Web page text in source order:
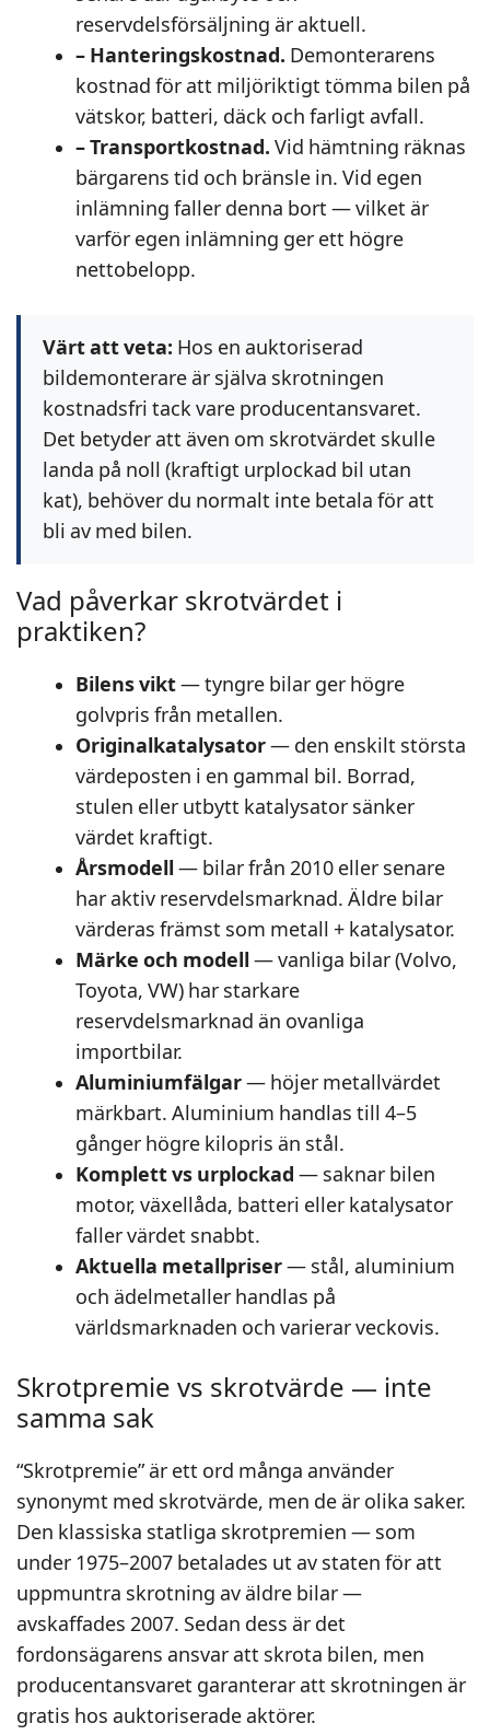
reservdelsförsäljning är aktuell.
– Hanteringskostnad. Demonterarens
kostnad för att miljöriktigt tömma bilen på
vätskor, batteri, däck och farligt avfall.
– Transportkostnad. Vid hämtning räknas
bärgarens tid och bränsle in. Vid egen
inlämning faller denna bort — vilket är
varför egen inlämning ger ett högre
nettobelopp.
Värt att veta: Hos en auktoriserad
bildemonterare är själva skrotningen
kostnadsfri tack vare producentansvaret.
Det betyder att även om skrotvärdet skulle
landa på noll (kraftigt urplockad bil utan
kat), behöver du normalt inte betala för att
bli av med bilen.
Vad påverkar skrotvärdet i
praktiken?
Bilens vikt— tyngre bilar ger högre
golvpris från metallen.
Originalkatalysator— den enskilt största
värdeposten i en gammal bil. Borrad,
stulen eller utbytt katalysator sänker
värdet kraftigt.
Årsmodell — bilar från 2010 eller senare
har aktiv reservdelsmarknad. Äldre bilar
värderas främst som metall + katalysator.
Märke och modell — vanliga bilar (Volvo,
Toyota, VW) har starkare
reservdelsmarknad än ovanliga
importbilar.
Aluminiumfälgar— höjer metallvärdet
märkbart. Aluminium handlas till 4–5
gånger högre kilopris än stål.
Komplett vs urplockad — saknar bilen
motor, växellåda, batteri eller katalysator
faller värdet snabbt.
Aktuella metallpriser— stål, aluminium
och ädelmetaller handlas på
världsmarknaden och varierar veckovis.
Skrotpremie vs skrotvärde — inte
samma sak
“Skrotpremie” är ett ord många använder
synonymt med skrotvärde, men de är olika saker.
Den klassiska statliga skrotpremien — som
under 1975–2007 betalades ut av staten för att
uppmuntra skrotning av äldre bilar —
avskaffades 2007. Sedan dess är det
fordonsägarens ansvar att skrota bilen, men
producentansvaret garanterar att skrotningen är
gratis hos auktoriserade aktörer.